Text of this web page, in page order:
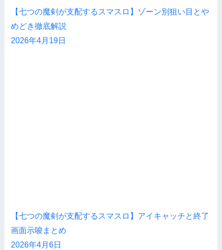
【七つの魔剣が支配するスマスロ】ゾーン別狙い目とや
めどき徹底解説
2026年4月19日
【七つの魔剣が支配するスマスロ】アイキャッチと終了
画面示唆まとめ
2026年4月6日